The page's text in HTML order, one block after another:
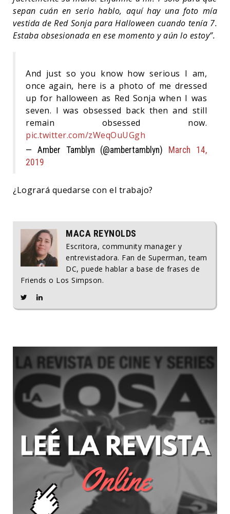
sepan cuán en serio hablo, aquí hay una foto mía
vestida de Red Sonja para Halloween cuando tenía 7.
Estaba obsesionada en ese momento y aún lo estoy”.
And just so you know how serious I am,
once again, here is a photo of me dressed
up for halloween as Red Sonja when I was
seven. I was obsessed back then and still
remain obsessed now.
pic.twitter.com/zWeqOuUGgh
— Amber Tamblyn (@ambertamblyn) March 14,
2019
¿Logrará quedarse con el trabajo?
MACA REYNOLDS
Escritora, community manager y
entrevistadora. Fan de Superman, team
DC, puede hablar a base de frases de
Friends o Los Simpson.